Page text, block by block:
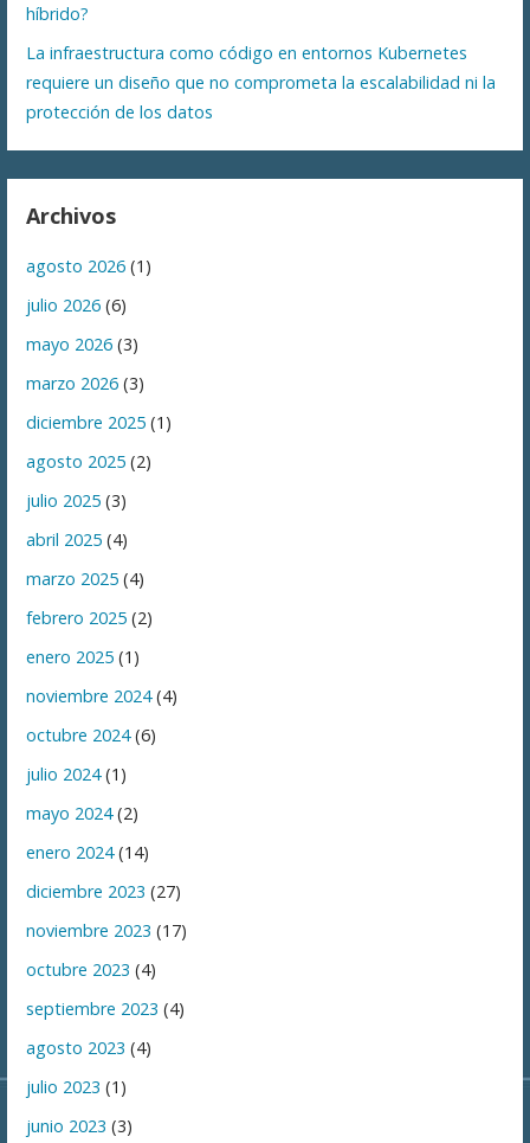
híbrido?
La infraestructura como código en entornos Kubernetes
requiere un diseño que no comprometa la escalabilidad ni la
protección de los datos
Archivos
agosto 2026 (1)
julio 2026 (6)
mayo 2026 (3)
marzo 2026 (3)
diciembre 2025 (1)
agosto 2025 (2)
julio 2025 (3)
abril 2025 (4)
marzo 2025 (4)
febrero 2025 (2)
enero 2025 (1)
noviembre 2024(4)
octubre 2024(6)
julio 2024(1)
mayo 2024(2)
enero 2024(14)
diciembre 2023 (27)
noviembre 2023 (17)
octubre 2023 (4)
septiembre 2023 (4)
agosto 2023 (4)
julio 2023 (1)
junio 2023 (3)